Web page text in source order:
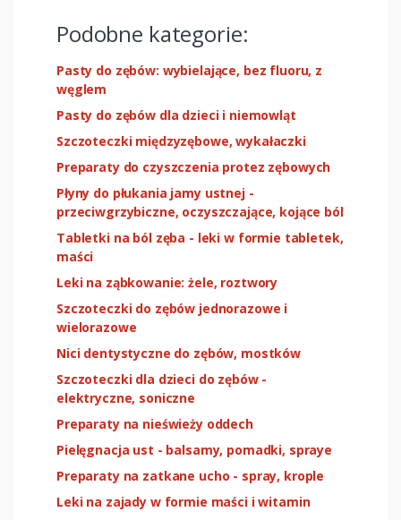
Podobne kategorie:
Pasty do zębów: wybielające, bez fluoru, z
węglem
Pasty do zębów dla dzieci i niemowląt
Szczoteczki międzyzębowe, wykałaczki
Preparaty do czyszczenia protez zębowych
Płyny do płukania jamy ustnej -
przeciwgrzybiczne, oczyszczające, kojące ból
Tabletki na ból zęba - leki w formie tabletek,
maści
Leki na ząbkowanie: żele, roztwory
Szczoteczki do zębów jednorazowe i
wielorazowe
Nici dentystyczne do zębów, mostków
Szczoteczki dla dzieci do zębów -
elektryczne, soniczne
Preparaty na nieświeży oddech
Pielęgnacja ust - balsamy, pomadki, spraye
Preparaty na zatkane ucho - spray, krople
Leki na zajady w formie maści i witamin